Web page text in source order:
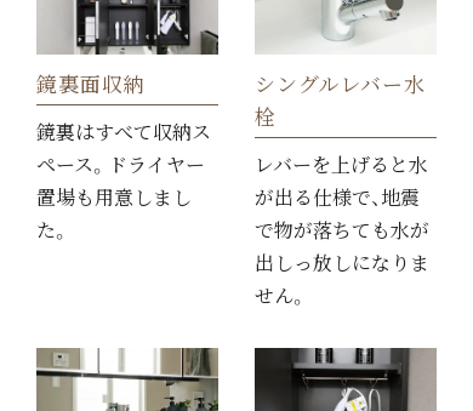
鏡裏面収納
鏡裏はすべて収納ス
ペース。ドライヤー
置場も用意しまし
た。
シングルレバー水
栓
レバーを上げると水
が出る仕様で、地震
で物が落ちても水が
出しっ放しになりま
せん。